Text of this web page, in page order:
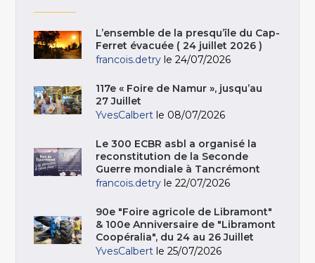
L’ensemble de la presqu’île du Cap-
Ferret évacuée ( 24 juillet 2026 )
francois.detry le 24/07/2026
117e « Foire de Namur », jusqu’au
27 Juillet
YvesCalbert le 08/07/2026
Le 300 ECBR asbl a organisé la
reconstitution de la Seconde
Guerre mondiale à Tancrémont
francois.detry le 22/07/2026
90e "Foire agricole de Libramont"
& 100e Anniversaire de "Libramont
Coopéralia", du 24 au 26 Juillet
YvesCalbert le 25/07/2026